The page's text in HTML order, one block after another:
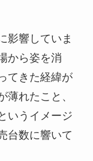
影響していま
から姿を消
てきた経緯が
薄れたこと、
いうイメージ
台数に響いて